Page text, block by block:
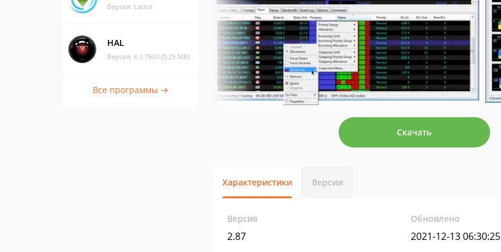
Версия: Latest
HAL
Версия: 6.1.7603 (0.25 МБ)
Все программы →
Скачать
Характеристики Версии
Версия
2.87
Обновлено
2021-12-13 06:30:25